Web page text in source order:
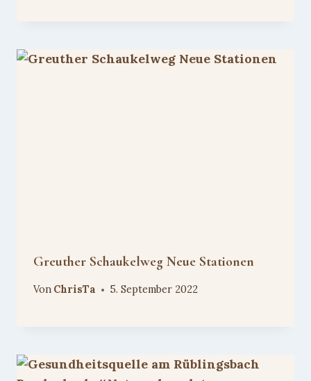
Greuther Schaukelweg Neue Stationen
Von ChrisTa 5. September 2022